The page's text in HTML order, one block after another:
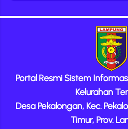
Portal Resmi Sistem
Kelurahan
Desa Pekalongan, Kec.
Timur, Prov.